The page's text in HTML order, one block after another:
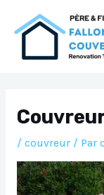
/ couvreur/ Par